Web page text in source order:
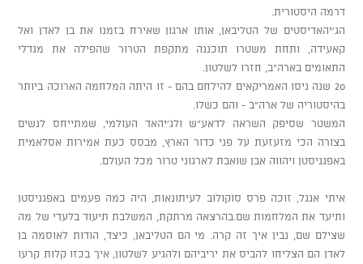
דרמה היסטורית.
הג'יהאדיסטים של הטליבאן, אותו ארגון שאירח בזמנו את בן לאדן ואל
קאעידה, ותחת משטרו תוכננה מתקפת הטרור שהפילה את מגדלי
התאומים בארה"ב, חזרו לשלטון.
20 שנה ניסו האמריקאים להילחם בהם - זו היתה המלחמה הארוכה ביותר
בהיסטוריה של ארה"ב - והם כשלו.
המשטר שסיפק השראה לדאע"ש ולג'יהאד העולמי, שמתייחס לנשים
בצורה הכי מזעזעת על פני כדור הארץ, מבסס כעת אמירות אסלאמית
באפגניסטן ויהווה אבן שואבת לארגוני טרור מכל העולם.
איתי אנגל, זוכה פרס סוקולוב לעיתונאות, היה כמה פעמים באפגניסטן
ותיעד את המלחמות שם.בהרצאה מרתקת, המשלבת תיעוד בלעדי של מה
שצילם שם, נבין איך זה קרה. מי הם הטליבאן, כיצד, הודות לאוסמה בן
לאדן הם הצליחו להביס את יריביהם ולהגיע לשלטון, איך בכזו קלות קרעו